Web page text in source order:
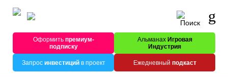
Оформитьпремиум-
подписку
Альманах Игровая
Индустрия
Запрос инвестицийв проект Ежедневный подкаст